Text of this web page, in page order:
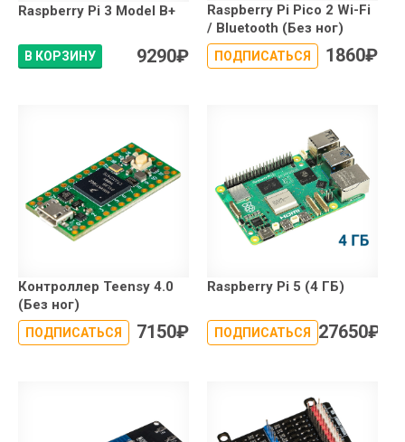
Raspberry Pi 3 Model B+
В КОРЗИНУ 9290₽
Raspberry Pi Pico 2 Wi-Fi
/ Bluetooth (Без ног)
ПОДПИСАТЬСЯ 1860₽
Контроллер Teensy 4.0
(Без ног)
ПОДПИСАТЬСЯ 7150₽
Raspberry Pi 5 (4 ГБ)
ПОДПИСАТЬСЯ 27650₽